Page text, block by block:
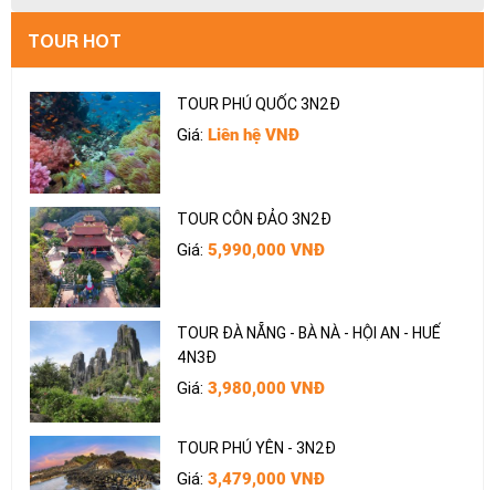
TOUR HOT
TOUR PHÚ QUỐC 3N2Đ
Giá: Liên hệ VNĐ
TOUR CÔN ĐẢO 3N2Đ
Giá: 5,990,000 VNĐ
TOUR ĐÀ NẴNG - BÀ NÀ - HỘI AN - HUẾ
4N3Đ
Giá: 3,980,000 VNĐ
TOUR PHÚ YÊN - 3N2Đ
Giá: 3,479,000 VNĐ